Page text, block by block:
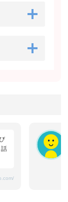
話